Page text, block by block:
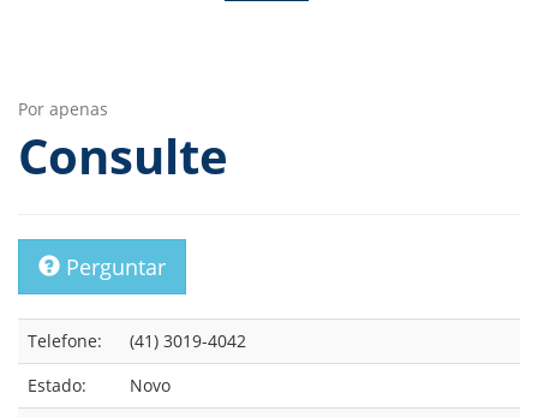
Por apenas
Consulte
Perguntar
Telefone:
(41) 3019-4042
Estado:
Novo